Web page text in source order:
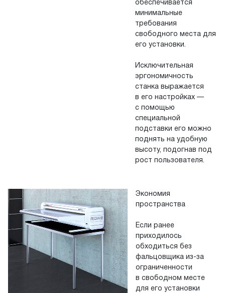
обеспечивается
минимальные
требования
свободного места для
его установки.
Исключительная
эргономичность
станка выражается
в его настройках —
с помощью
специальной
подставки его можно
поднять на удобную
высоту, подогнав под
рост пользователя.
Экономия
пространства
Если ранее
приходилось
обходиться без
фальцовщика из-за
ограниченности
в свободном месте
для его установки